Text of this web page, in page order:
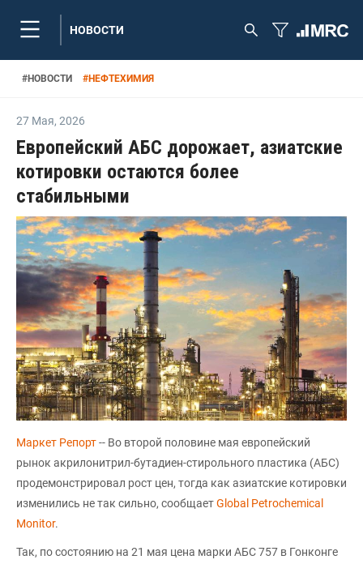
НОВОСТИ
#НОВОСТИ #НЕФТЕХИМИЯ
27 Мая, 2026
Европейский АБС дорожает, азиатские
котировки остаются более
стабильными
Маркет Репорт-- Во второй половине мая европейский
рынок акрилонитрил-бутадиен-стирольного пластика (АБС)
продемонстрировал рост цен, тогда как азиатские котировки
изменились не так сильно, сообщаетGlobal Petrochemical
Monitor.
Так, по состоянию на 21 мая цена марки АБС 757 в Гонконге